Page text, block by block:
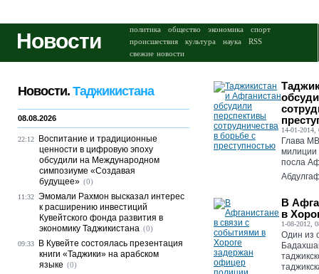
Новости политика общество экономика
спорт
происшествия
культура наука
RSS
свежие новости
14-01-2014,
Глава
милиции
посла
В
в
1-08-2012,
Один из
Новости. Таджикистана
08.08.2026
22:12
Воспитание и традиционные
ценности в цифровую эпоху
обсудили на Международном
симпозиуме «Создавая
будущее» (0)
11:32 Эмомали Рахмон высказал интерес
к расширению инвестиций
Кувейтского фонда развития в
экономику Таджикистана (0)
09:33
В Кувейте состоялась презентация
книги «Таджики» на арабском
языке (0)